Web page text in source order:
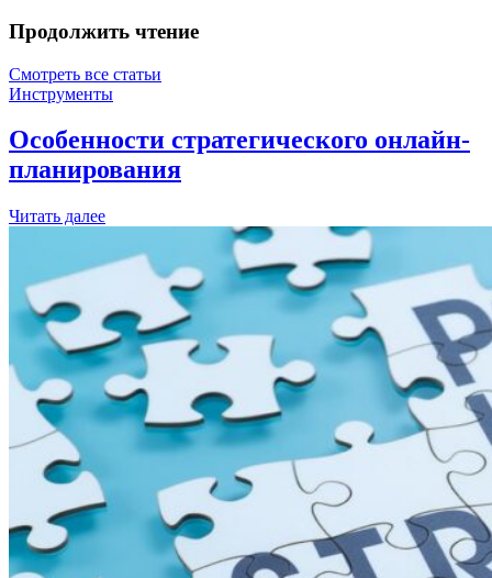
Продолжить чтение
Смотреть все статьи
Инструменты
Особенности стратегического онлайн-
планирования
Читать далее